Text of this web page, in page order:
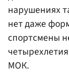
нарушениях
нет даже
спортсмены
МОК.